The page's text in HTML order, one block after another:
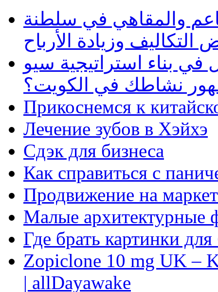
والمقاهي في سلطنة
وزيادة الأرباح
بناء استراتيجية سيو
نشاطك في الكويت؟
Прикоснемся к
Лечение зубов в Хэйхэ
Сдэк для бизнеса
Как справиться с
Продвижение на
Малые архитектурные
Где брать картинки
Zopiclone 10 mg UK –
| allDayawake